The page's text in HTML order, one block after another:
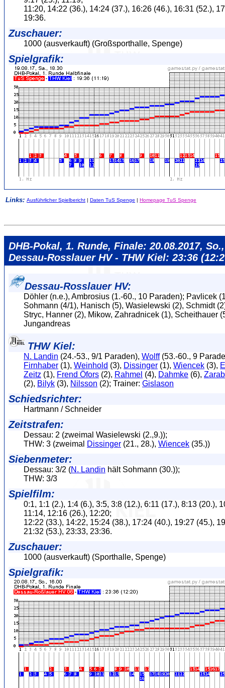
11:20, 14:22 (36.), 14:24 (37.), 16:26 (46.), 16:31 (52.),
19:36.
Zuschauer:
1000 (ausverkauft) (Großsporthalle, Spenge)
Spielgrafik:
Links: Ausführlicher Spielbericht | Daten TuS Spenge | Homepage TuS Spenge
DHB-Pokal, 1. Runde, Finale: 20.08.2017,
Dessau-Rosslauer HV - THW Kiel: 23:36
Dessau-Rosslauer HV:
Döhler (n.e.), Ambrosius (1.-60., 10 Paraden); Pavlicek
Sohmann (4/1), Hanisch (5), Wasielewski (2), Schmidt
Stryc, Hanner (2), Mikow, Zahradnicek (1), Scheithauer
Jungandreas
THW Kiel:
N. Landin (24.-53., 9/1 Paraden), Wolff(53.-60., 9
Firnhaber (1), Weinhold (3), Dissinger (1), Wiencek (3),
Zeitz (1), Frend Öfors (2), Rahmel (4), Dahmke (6),
(2), Bilyk (3), Nilsson (2); Trainer: Gislason
Schiedsrichter:
Hartmann / Schneider
Zeitstrafen:
Dessau: 2 (zweimal Wasielewski (2.,9.));
THW: 3 (zweimal
Dissinger (21., 28.), Wiencek (35.))
Siebenmeter:
Dessau: 3/2 (N. Landin hält Sohmann (30.));
THW: 3/3
Spielfilm:
0:1, 1:1 (2.), 1:4 (6.), 3:5, 3:8 (12.), 6:11 (17.), 8:13 (20.),
11:14, 12:16 (26.), 12:20;
12:22 (33.), 14:22, 15:24 (38.), 17:24 (40.), 19:27 (45.),
21:32 (53.), 23:33, 23:36.
Zuschauer:
1000 (ausverkauft) (Sporthalle, Spenge)
Spielgrafik: